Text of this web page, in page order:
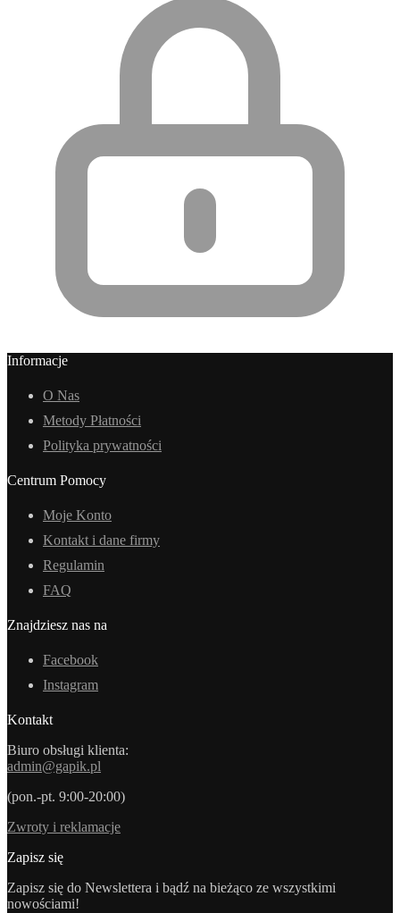
Informacje
O Nas
Metody Płatności
Polityka prywatności
Centrum Pomocy
Moje Konto
Kontakt i dane firmy
Regulamin
FAQ
Znajdziesz nas na
Facebook
Instagram
Kontakt
Biuro obsługi klienta:
admin@gapik.pl
(pon.-pt. 9:00-20:00)
Zwroty i reklamacje
Zapisz się
Zapisz się do Newslettera i bądź na bieżąco ze wszystkimi
nowościami!